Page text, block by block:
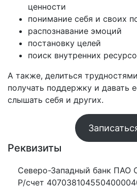
ценности
понимание себя и своих
распознавание эмоций
постановку целей
поиск внутренних
А также, делиться
получать поддержку и давать
слышать себя и других.
Реквизиты
Северо-Западный банк ПАО
Р/счет